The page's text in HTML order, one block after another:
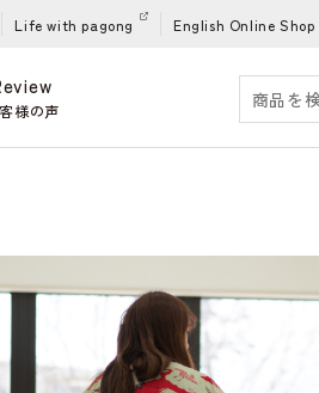
Life with pagong English Online Shop
様の声